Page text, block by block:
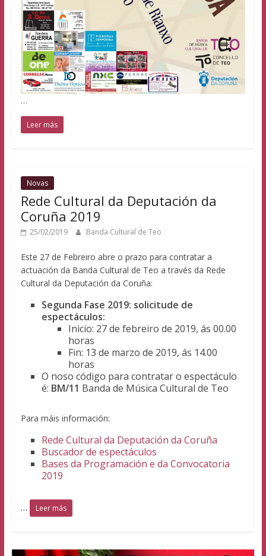
…
Leer más
Novas
Rede Cultural da Deputación da
Coruña 2019
25/02/2019 Banda Cultural de Teo
Este 27 de Febreiro abre o prazo para contratar a
actuación da Banda Cultural de Teo a través da Rede
Cultural da Deputación da Coruña:
Segunda Fase 2019: solicitude de
espectáculos:
Inicio: 27 de febreiro de 2019, ás 00.00
horas
Fin: 13 de marzo de 2019, ás 14.00
horas
O noso código para contratar o espectáculo
é: BM/11 Banda de Música Cultural de Teo
Para máis información:
Rede Cultural da Deputación da Coruña
Buscador de espectáculos
Bases da Programación e da Convocatoria
2019
… Leer más